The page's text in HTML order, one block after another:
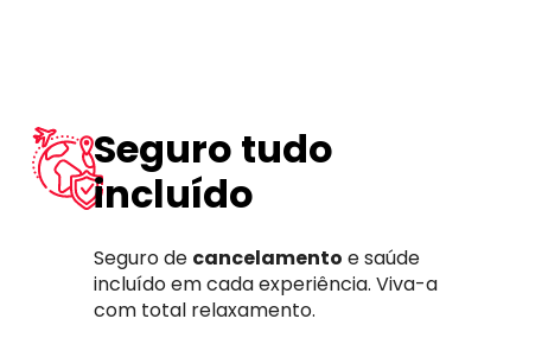
Seguro tudo
incluído
Seguro de cancelamento e saúde
incluído em cada experiência. Viva-a
com total relaxamento.